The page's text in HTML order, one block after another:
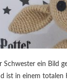
ein Bild
ist in einem totalen